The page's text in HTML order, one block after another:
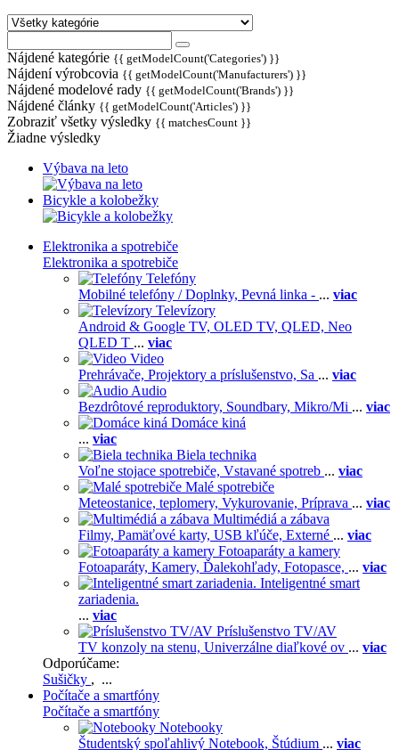
Nájdené kategórie {{ getModelCount('Categories') }}
Nájdení výrobcovia {{ getModelCount('Manufacturers') }}
Nájdené modelové rady {{ getModelCount('Brands') }}
Nájdené články {{ getModelCount('Articles') }}
Zobraziť všetky výsledky {{ matchesCount }}
Žiadne výsledky
Výbava na leto
Bicykle a kolobežky
Elektronika a spotrebiče
Elektronika a spotrebiče
Telefóny
Mobilné telefóny / Doplnky, Pevná linka - ... viac
Televízory
Android & Google TV, OLED TV, QLED, Neo
QLED T ... viac
Video
Prehrávače, Projektory a príslušenstvo, Sa ... viac
Audio
Bezdrôtové reproduktory, Soundbary, Mikro/Mi ... viac
Domáce kiná
... viac
Biela technika
Voľne stojace spotrebiče, Vstavané spotreb ... viac
Malé spotrebiče
Meteostanice, teplomery, Vykurovanie, Príprava ... viac
Multimédiá a zábava
Filmy, Pamäťové karty, USB kľúče, Externé ... viac
Fotoaparáty a kamery
Fotoaparáty, Kamery, Ďalekohľady, Fotopasce, ... viac
Inteligentné smart
zariadenia.
... viac
Príslušenstvo TV/AV
TV konzoly na stenu, Univerzálne diaľkové ov ... viac
Odporúčame:
Sušičky , ...
Počítače a smartfóny
Počítače a smartfóny
Notebooky
Študentský spoľahlivý Notebook, Štúdium ... viac